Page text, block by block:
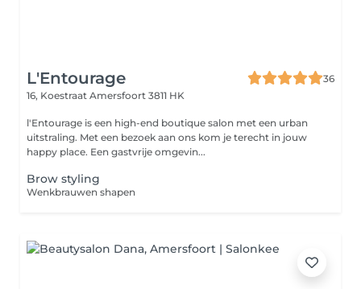
L'Entourage
36
16, Koestraat Amersfoort 3811 HK
l'Entourage is een high-end boutique salon met een urban
uitstraling. Met een bezoek aan ons kom je terecht in jouw
happy place. Een gastvrije omgevin...
Brow styling
Wenkbrauwen shapen